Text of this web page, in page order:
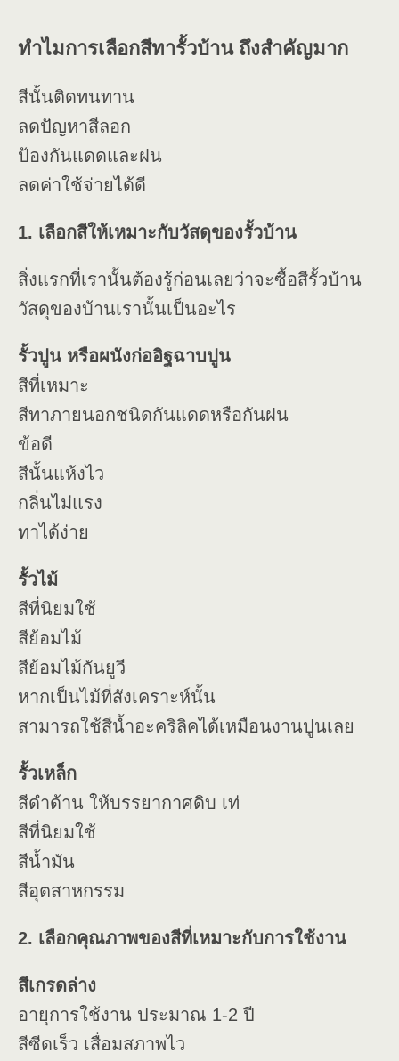
ทำไมการเลือกสีทารั้วบ้าน ถึงสำคัญมาก
สีนั้นติดทนทาน
ลดปัญหาสีลอก
ป้องกันแดดและฝน
ลดค่าใช้จ่ายได้ดี
1. เลือกสีให้เหมาะกับวัสดุของรั้วบ้าน
สิ่งแรกที่เรานั้นต้องรู้ก่อนเลยว่าจะซื้อสีรั้วบ้าน
วัสดุของบ้านเรานั้นเป็นอะไร
รั้วปูน หรือผนังก่ออิฐฉาบปูน
สีที่เหมาะ
สีทาภายนอกชนิดกันแดดหรือกันฝน
ข้อดี
สีนั้นแห้งไว
กลิ่นไม่แรง
ทาได้ง่าย
รั้วไม้
สีที่นิยมใช้
สีย้อมไม้
สีย้อมไม้กันยูวี
หากเป็นไม้ที่สังเคราะห์นั้น
สามารถใช้สีน้ำอะคริลิคได้เหมือนงานปูนเลย
รั้วเหล็ก
สีดำด้าน ให้บรรยากาศดิบ เท่
สีที่นิยมใช้
สีน้ำมัน
สีอุตสาหกรรม
2. เลือกคุณภาพของสีที่เหมาะกับการใช้งาน
สีเกรดล่าง
อายุการใช้งาน ประมาณ 1-2 ปี
สีซีดเร็ว เสื่อมสภาพไว